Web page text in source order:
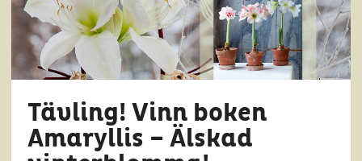
Tävling! Vinn boken
Amaryllis – Älskad